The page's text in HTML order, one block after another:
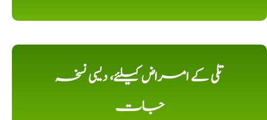
تلی کے امراض کیلئے، دیسی نسخہ
جات